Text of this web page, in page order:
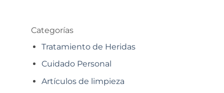
Categorías
Tratamiento de Heridas
Cuidado Personal
Artículos de limpieza